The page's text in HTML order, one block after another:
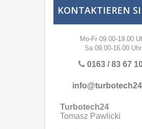
KONTAKTIEREN
Mo-Fr 09.00-19.00
Sa 09.00-16.00 Uhr
0163 / 83 67
Turbotech24
Tomasz Pawlicki